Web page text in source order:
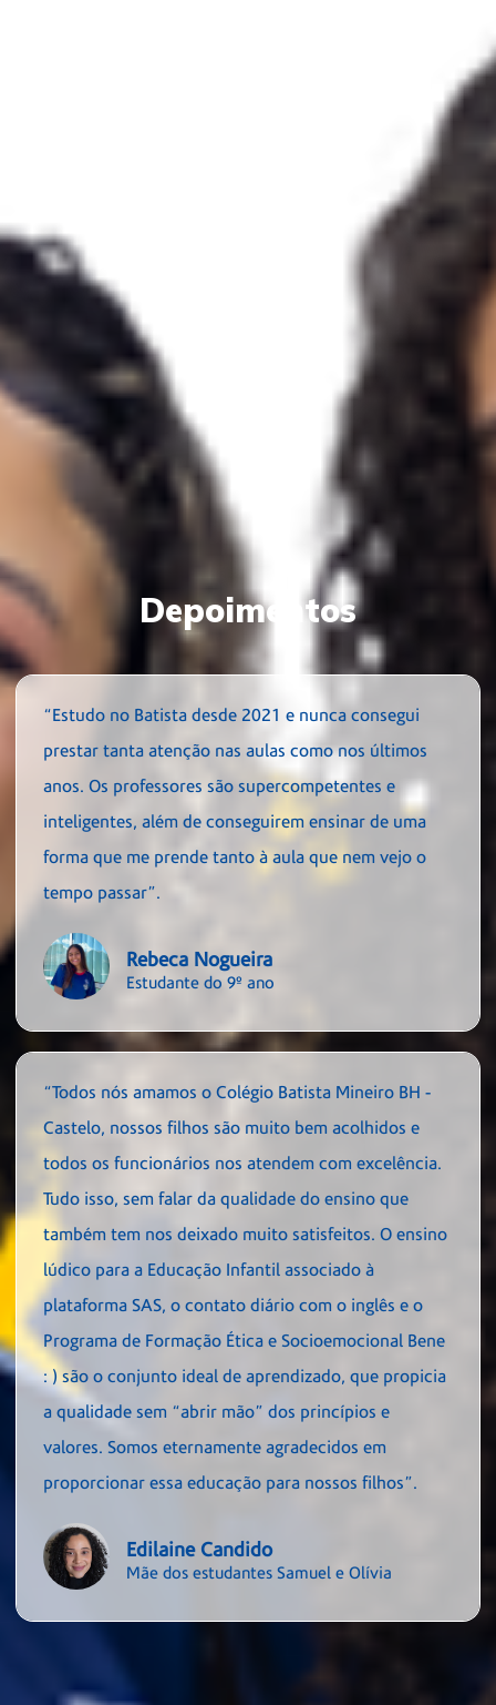
Depoimentos
“Estudo no Batista desde 2021 e nunca consegui
prestar tanta atenção nas aulas como nos últimos
anos. Os professores são supercompetentes e
inteligentes, além de conseguirem ensinar de uma
forma que me prende tanto à aula que nem vejo o
tempo passar”.
Rebeca Nogueira
Estudante do 9º ano
“Todos nós amamos o Colégio Batista Mineiro BH -
Castelo, nossos filhos são muito bem acolhidos e
todos os funcionários nos atendem com excelência.
Tudo isso, sem falar da qualidade do ensino que
também tem nos deixado muito satisfeitos. O ensino
lúdico para a Educação Infantil associado à
plataforma SAS, o contato diário com o inglês e o
Programa de Formação Ética e Socioemocional Bene
: ) são o conjunto ideal de aprendizado, que propicia
a qualidade sem “abrir mão” dos princípios e
valores. Somos eternamente agradecidos em
proporcionar essa educação para nossos filhos”.
Edilaine Candido
Mãe dos estudantes Samuel e Olívia